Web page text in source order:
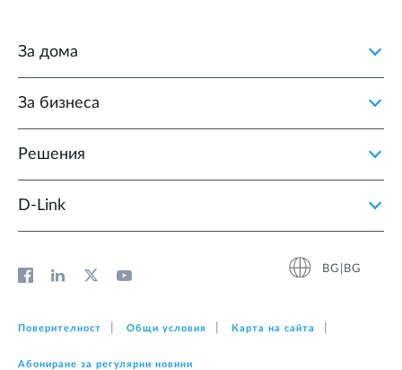
За дома
За бизнеса
Решения
D‑Link
BG|BG
Поверителност Общи условия Карта на сайта
Абониране за регулярни новини